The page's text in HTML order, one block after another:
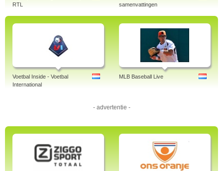
RTL
samenvattingen
Voetbal Inside - Voetbal
International
MLB Baseball Live
- advertentie -